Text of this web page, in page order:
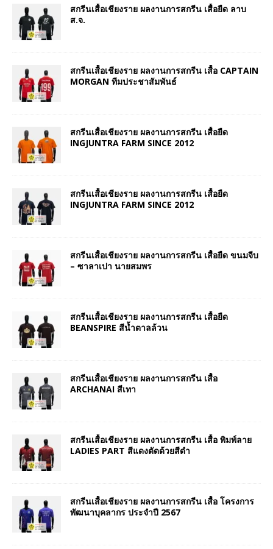
สกรีนเสื้อเชียงราย ผลงานการสกรีน เสื้อยืด ลาบ
ส.จ.
สกรีนเสื้อเชียงราย ผลงานการสกรีน เสื้อ CAPTAIN
MORGAN ทีมประชาสัมพันธ์
สกรีนเสื้อเชียงราย ผลงานการสกรีน เสื้อยืด
INGJUNTRA FARM SINCE 2012
สกรีนเสื้อเชียงราย ผลงานการสกรีน เสื้อยืด
INGJUNTRA FARM SINCE 2012
สกรีนเสื้อเชียงราย ผลงานการสกรีน เสื้อยืด ขนมจีบ
– ซาลาเปา นายสมพร
สกรีนเสื้อเชียงราย ผลงานการสกรีน เสื้อยืด
BEANSPIRE สีน้ำตาลล้วน
สกรีนเสื้อเชียงราย ผลงานการสกรีน เสื้อ
ARCHANAI สีเทา
สกรีนเสื้อเชียงราย ผลงานการสกรีน เสื้อ พิมพ์ลาย
LADIES PART สีแดงตัดด้วยสีดำ
สกรีนเสื้อเชียงราย ผลงานการสกรีน เสื้อ โครงการ
พัฒนาบุคลากร ประจำปี 2567